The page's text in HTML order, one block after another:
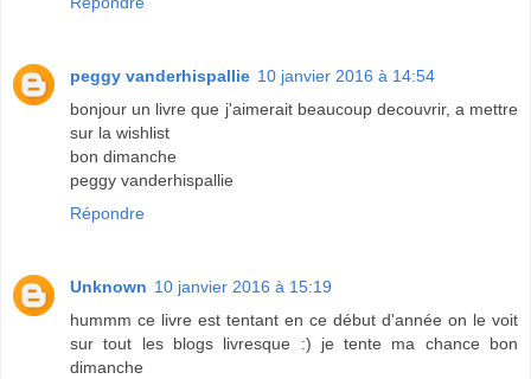
peggy vanderhispallie 10 janvier 2016 à 14:54
bonjour un livre que j'aimerait beaucoup decouvrir, a mettre
sur la wishlist
bon dimanche
peggy vanderhispallie
Répondre
Unknown 10 janvier 2016 à 15:19
hummm ce livre est tentant en ce début d'année on le voit
sur tout les blogs livresque :) je tente ma chance bon
dimanche